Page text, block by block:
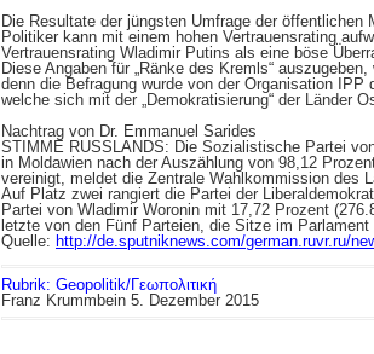
Die Resultate der jüngsten Umfrage der
Politiker kann mit einem hohen Vertrauensrating
Vertrauensrating Wladimir Putins als eine böse
Diese Angaben für „Ränke des Kremls“
denn die Befragung wurde von der Organisation
welche sich mit der „Demokratisierung“ der Länder
Nachtrag von Dr. Emmanuel Sarides
STIMME RUSSLANDS: Die Sozialistische Partei
in Moldawien nach der Auszählung von 98,12
vereinigt, meldet die Zentrale Wahlkommission des
Auf Platz zwei rangiert die Partei der
Partei von Wladimir Woronin mit 17,72 Prozent
letzte von den Fünf Parteien, die Sitze im
Quelle: http://de.sputniknews.com/german.ruvr.ru/
Rubrik: Geopolitik/Γεωπολιτική
Franz Krummbein 5. Dezember 2015